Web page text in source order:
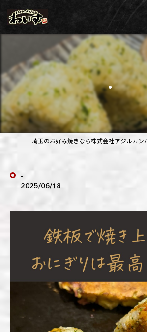
.
埼玉のお好み焼きなら株式会社アジルカン
.
2025/06/18